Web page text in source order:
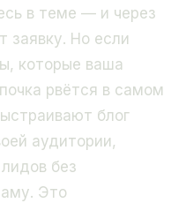
в теме — и через
заявку. Но если
которые ваша
рвётся в самом
блог
аудитории,
без
Это